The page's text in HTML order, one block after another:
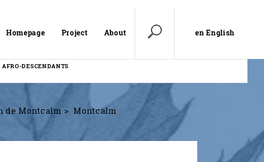
Homepage Project About en English
DESCENDANTS
de Montcalm Montcalm